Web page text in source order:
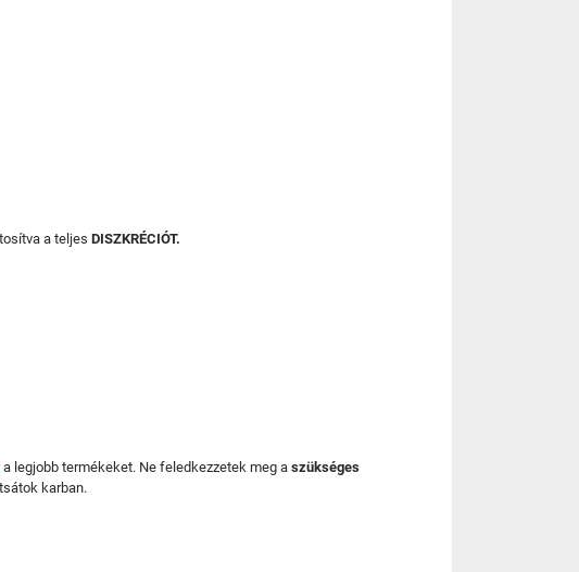
a teljes DISZKRÉCIÓT.
a legjobb termékeket. Ne feledkezzetek meg a szükséges
karban.